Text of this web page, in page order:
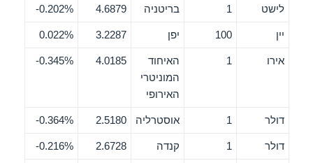
לישט 1 בריטניה 4.6879
0.202%-
יין 100 יפן 3.2287
0.022%
אירו 1
האיחוד
המוניטרי
האירופי
4.0185
0.345%-
דולר 1 אוסטרליה 2.5180
0.364%-
דולר 1 קנדה 2.6728
0.216%-